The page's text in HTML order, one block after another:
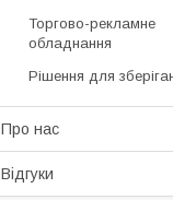
Торгово-рекламне
обладнання
Рішення для
Про нас
Відгуки